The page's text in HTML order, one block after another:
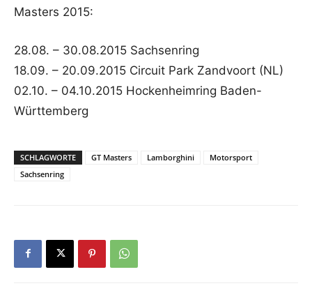
Masters 2015:
28.08. – 30.08.2015 Sachsenring
18.09. – 20.09.2015 Circuit Park Zandvoort (NL)
02.10. – 04.10.2015 Hockenheimring Baden-
Württemberg
SCHLAGWORTE GT Masters Lamborghini
Motorsport
Sachsenring